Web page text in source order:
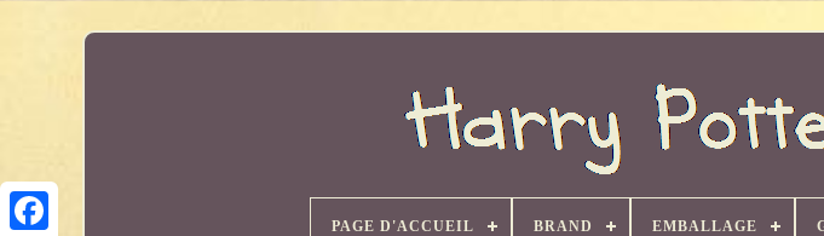
PAGE D'ACCUEIL BRAND EMBALLAGE